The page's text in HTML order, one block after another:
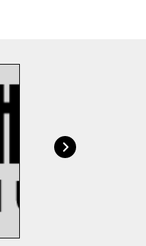
국립군산대